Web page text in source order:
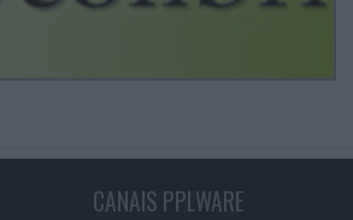
CANAIS PPLWARE